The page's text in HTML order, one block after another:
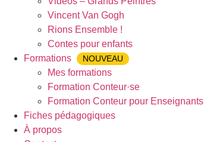
Vincent Van Gogh
Rions Ensemble !
Contes pour enfants
Formations
NOUVEAU
Mes formations
Formation Conteur·se
Formation Conteur pour Enseignants
Fiches pédagogiques
À propos